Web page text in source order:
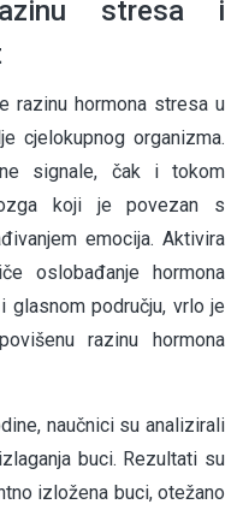
stresa i
razinu hormona stresa u
cjelokupnog organizma.
signale, čak i tokom
koji je povezan s
emocija. Aktivira
oslobađanje hormona
glasnom području, vrlo je
razinu hormona
naučnici su analizirali
buci. Rezultati su
izložena buci, otežano